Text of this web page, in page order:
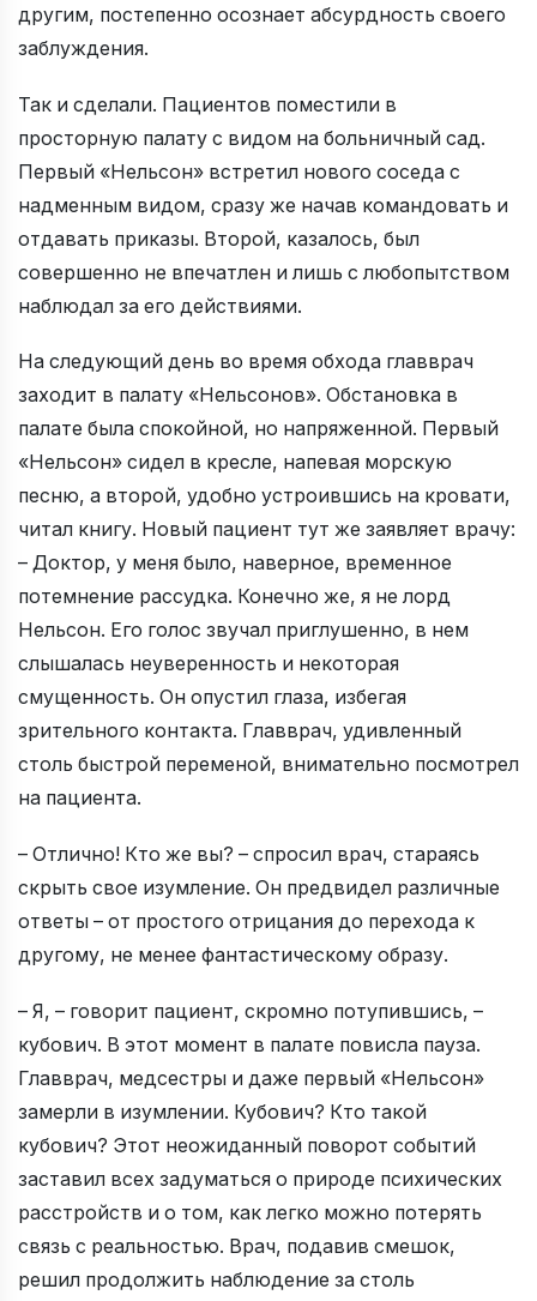
другим, постепенно осознает абсурдность своего
заблуждения.
Так и сделали. Пациентов поместили в
просторную палату с видом на больничный сад.
Первый «Нельсон» встретил нового соседа с
надменным видом, сразу же начав командовать и
отдавать приказы. Второй, казалось, был
совершенно не впечатлен и лишь с любопытством
наблюдал за его действиями.
На следующий день во время обхода главврач
заходит в палату «Нельсонов». Обстановка в
палате была спокойной, но напряженной. Первый
«Нельсон» сидел в кресле, напевая морскую
песню, а второй, удобно устроившись на кровати,
читал книгу. Новый пациент тут же заявляет врачу:
– Доктор, у меня было, наверное, временное
потемнение рассудка. Конечно же, я не лорд
Нельсон. Его голос звучал приглушенно, в нем
слышалась неуверенность и некоторая
смущенность. Он опустил глаза, избегая
зрительного контакта. Главврач, удивленный
столь быстрой переменой, внимательно посмотрел
на пациента.
– Отлично! Кто же вы? – спросил врач, стараясь
скрыть свое изумление. Он предвидел различные
ответы – от простого отрицания до перехода к
другому, не менее фантастическому образу.
– Я, – говорит пациент, скромно потупившись, –
кубович. В этот момент в палате повисла пауза.
Главврач, медсестры и даже первый «Нельсон»
замерли в изумлении. Кубович? Кто такой
кубович? Этот неожиданный поворот событий
заставил всех задуматься о природе психических
расстройств и о том, как легко можно потерять
связь с реальностью. Врач, подавив смешок,
решил продолжить наблюдение за столь